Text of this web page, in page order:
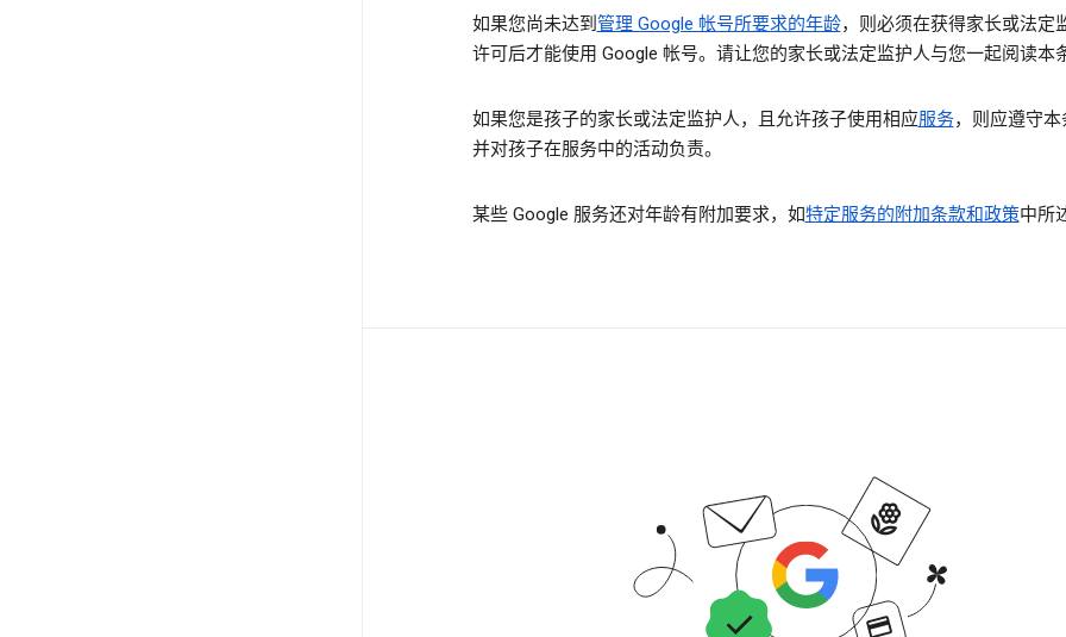
如果您尚未达到 管理 Google 帐号所要求的年龄，则必须在获得家长或法定
许可后才能使用 Google 帐号。请让您的家长或法定监护人与您一起阅读本
如果您是孩子的家长或法定监护人，且允许孩子使用相应服务，则应遵守本
并对孩子在服务中的活动负责。
某些 Google 服务还对年龄有附加要求，如特定服务的附加条款和政策中所